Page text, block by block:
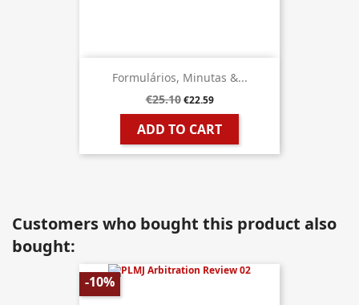
Formulários, Minutas &...
€25.10 €22.59
ADD TO CART
Customers who bought this product also
bought:
-10%